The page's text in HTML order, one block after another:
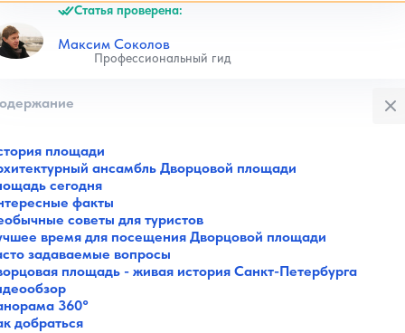
Статья проверена:
Максим Соколов
Профессиональный гид
площади
ансамбль Дворцовой площади
сегодня
факты
советы для туристов
время для посещения Дворцовой площади
задаваемые вопросы
площадь - живая история Санкт-Петербурга
360°
добраться